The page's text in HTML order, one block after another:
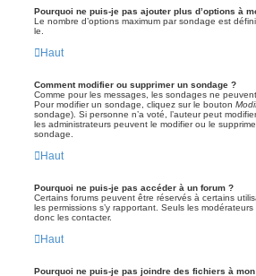
Pourquoi ne puis-je pas ajouter plus d’options à
Le nombre d’options maximum par sondage est
le.
Haut
Comment modifier ou supprimer un sondage ?
Comme pour les messages, les sondages ne
Pour modifier un sondage, cliquez sur le bouton
sondage). Si personne n’a voté, l’auteur peut
les administrateurs peuvent le modifier ou le
sondage.
Haut
Pourquoi ne puis-je pas accéder à un forum ?
Certains forums peuvent être réservés à certains
les permissions s’y rapportant. Seuls les
donc les contacter.
Haut
Pourquoi ne puis-je pas joindre des fichiers à